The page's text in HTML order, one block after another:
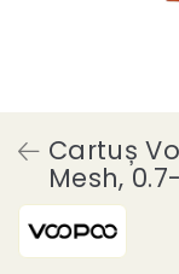
Cartuș
Mesh,